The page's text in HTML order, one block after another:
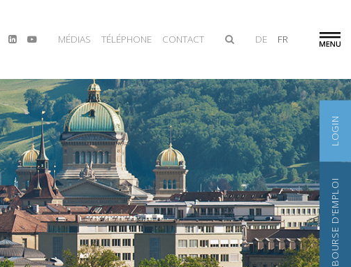
MÉDIAS TÉLÉPHONE CONTACT DE FR
LOGIN
BOURSE D'EMPLOI